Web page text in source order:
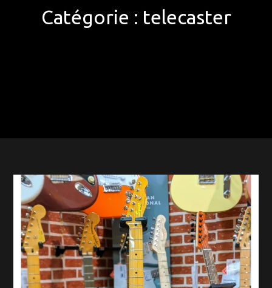
Catégorie : telecaster